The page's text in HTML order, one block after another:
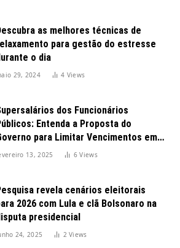
as melhores técnicas de
para gestão do estresse
o dia
29, 2024 4 Views
dos Funcionários
Entenda a Proposta do
para Limitar Vencimentos em
13, 2025 6Views
revela cenários eleitorais
2026 com Lula e clã Bolsonaro na
presidencial
24, 2025 2Views